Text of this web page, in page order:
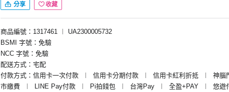
分享 收藏
商品編號：1317461 ︱
UA2300005732
BSMI 字號：免驗
NCC 字號：免驗
配送方式：宅配
付款方式：信用卡一次付款
︱ 信用卡分期付款 ︱ 信用卡紅利折抵 ︱
神腦
市繳費
︱ LINE Pay付款 ︱ Pi拍錢包 ︱ 台灣Pay ︱ 全盈+PAY ︱
悠遊